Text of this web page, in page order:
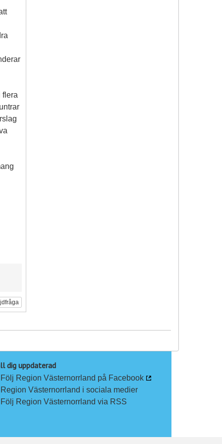
flera
dig uppdaterad
Följ Region Västernorrland på Facebook
Region Västernorrland i sociala medier
Följ Region Västernorrland via RSS